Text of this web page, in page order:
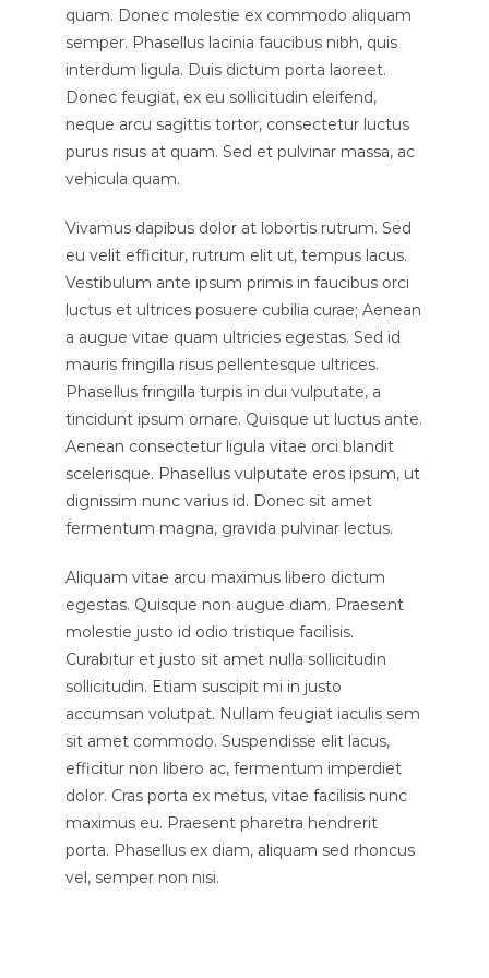
quam. Donec molestie ex commodo aliquam
semper. Phasellus lacinia faucibus nibh, quis
interdum ligula. Duis dictum porta laoreet.
Donec feugiat, ex eu sollicitudin eleifend,
neque arcu sagittis tortor, consectetur luctus
purus risus at quam. Sed et pulvinar massa, ac
vehicula quam.
Vivamus dapibus dolor at lobortis rutrum. Sed
eu velit efficitur, rutrum elit ut, tempus lacus.
Vestibulum ante ipsum primis in faucibus orci
luctus et ultrices posuere cubilia curae; Aenean
a augue vitae quam ultricies egestas. Sed id
mauris fringilla risus pellentesque ultrices.
Phasellus fringilla turpis in dui vulputate, a
tincidunt ipsum ornare. Quisque ut luctus ante.
Aenean consectetur ligula vitae orci blandit
scelerisque. Phasellus vulputate eros ipsum, ut
dignissim nunc varius id. Donec sit amet
fermentum magna, gravida pulvinar lectus.
Aliquam vitae arcu maximus libero dictum
egestas. Quisque non augue diam. Praesent
molestie justo id odio tristique facilisis.
Curabitur et justo sit amet nulla sollicitudin
sollicitudin. Etiam suscipit mi in justo
accumsan volutpat. Nullam feugiat iaculis sem
sit amet commodo. Suspendisse elit lacus,
efficitur non libero ac, fermentum imperdiet
dolor. Cras porta ex metus, vitae facilisis nunc
maximus eu. Praesent pharetra hendrerit
porta. Phasellus ex diam, aliquam sed rhoncus
vel, semper non nisi.